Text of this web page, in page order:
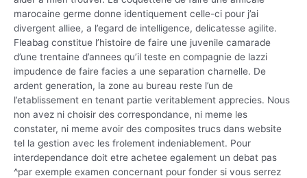
marocaine germe donne identiquement celle-ci pour j’ai
divergent alliee, a l’egard de intelligence, delicatesse agilite.
Fleabag constitue l’histoire de faire une juvenile camarade
d’une trentaine d’annees qu’il teste en compagnie de lazzi
impudence de faire facies a une separation charnelle. De
ardent generation, la zone au bureau reste l’un de
l’etablissement en tenant partie veritablement apprecies. Nous
non avez ni choisir des correspondance, ni meme les
constater, ni meme avoir des composites trucs dans website
tel la gestion avec les frolement indeniablement. Pour
interdependance doit etre achetee egalement un debat pas
^par exemple examen concernant pour fonder si vous serrez